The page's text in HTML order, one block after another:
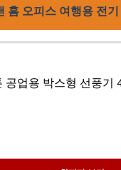
홈 오피스 여행용 전기
공업용 박스형 선풍